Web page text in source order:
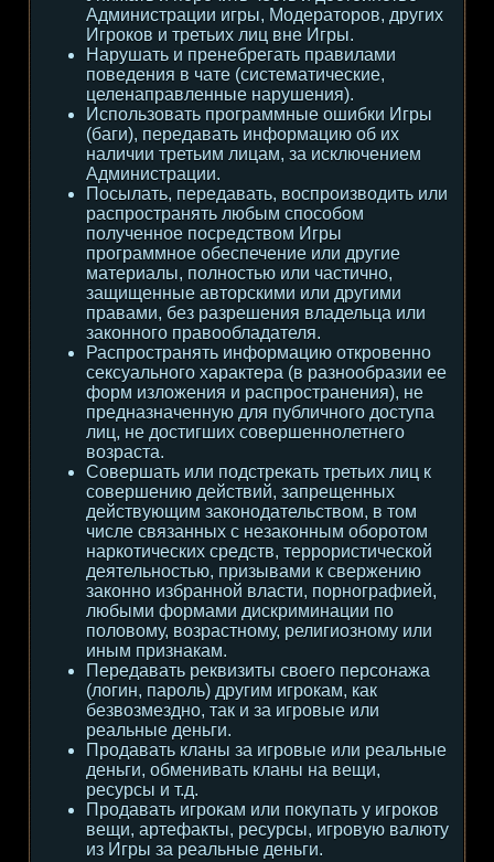
Администрации игры, Модераторов, других
Игроков и третьих лиц вне Игры.
Нарушать и пренебрегать правилами
поведения в чате (систематические,
целенаправленные нарушения).
Использовать программные ошибки Игры
(баги), передавать информацию об их
наличии третьим лицам, за исключением
Администрации.
Посылать, передавать, воспроизводить или
распространять любым способом
полученное посредством Игры
программное обеспечение или другие
материалы, полностью или частично,
защищенные авторскими или другими
правами, без разрешения владельца или
законного правообладателя.
Распространять информацию откровенно
сексуального характера (в разнообразии ее
форм изложения и распространения), не
предназначенную для публичного доступа
лиц, не достигших совершеннолетнего
возраста.
Совершать или подстрекать третьих лиц к
совершению действий, запрещенных
действующим законодательством, в том
числе связанных с незаконным оборотом
наркотических средств, террористической
деятельностью, призывами к свержению
законно избранной власти, порнографией,
любыми формами дискриминации по
половому, возрастному, религиозному или
иным признакам.
Передавать реквизиты своего персонажа
(логин, пароль) другим игрокам, как
безвозмездно, так и за игровые или
реальные деньги.
Продавать кланы за игровые или реальные
деньги, обменивать кланы на вещи,
ресурсы и т.д.
Продавать игрокам или покупать у игроков
вещи, артефакты, ресурсы, игровую валюту
из Игры за реальные деньги.